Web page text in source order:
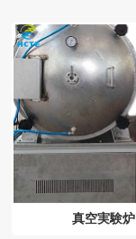
真空実験炉